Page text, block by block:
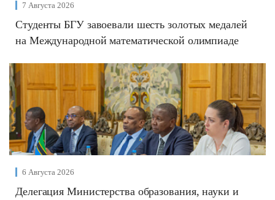
7 Августа 2026
Студенты БГУ завоевали шесть золотых медалей
на Международной математической олимпиаде
6 Августа 2026
Делегация Министерства образования, науки и